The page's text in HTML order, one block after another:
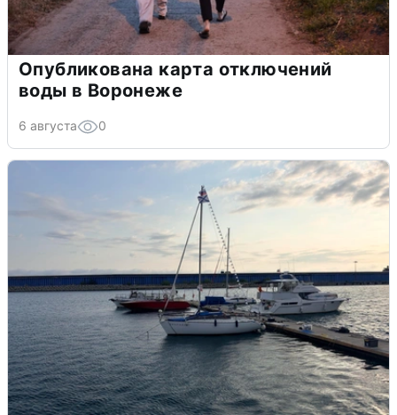
Опубликована карта отключений
воды в Воронеже
6 августа 0